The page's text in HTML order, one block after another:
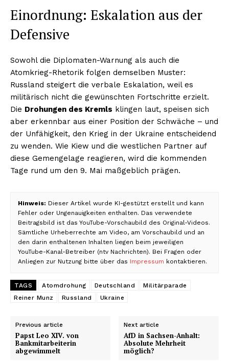
Einordnung: Eskalation aus der
Defensive
Sowohl die Diplomaten-Warnung als auch die
Atomkrieg-Rhetorik folgen demselben Muster:
Russland steigert die verbale Eskalation, weil es
militärisch nicht die gewünschten Fortschritte erzielt.
Die Drohungen des Kremls klingen laut, speisen sich
aber erkennbar aus einer Position der Schwäche – und
der Unfähigkeit, den Krieg in der Ukraine entscheidend
zu wenden. Wie Kiew und die westlichen Partner auf
diese Gemengelage reagieren, wird die kommenden
Tage rund um den 9. Mai maßgeblich prägen.
Hinweis: Dieser Artikel wurde KI-gestützt erstellt und kann
Fehler oder Ungenauigkeiten enthalten. Das verwendete
Beitragsbild ist das YouTube-Vorschaubild des Original-Videos.
Sämtliche Urheberrechte am Video, am Vorschaubild und an
den darin enthaltenen Inhalten liegen beim jeweiligen
YouTube-Kanal-Betreiber (ntv Nachrichten). Bei Fragen oder
Anliegen zur Nutzung bitte über das Impressum kontaktieren.
TAGS Atomdrohung Deutschland
Militärparade
Reiner Munz
Russland Ukraine
Previous article
Papst Leo XIV. von
Bankmitarbeiterin
abgewimmelt
Next article
AfD in Sachsen-Anhalt:
Absolute Mehrheit
möglich?